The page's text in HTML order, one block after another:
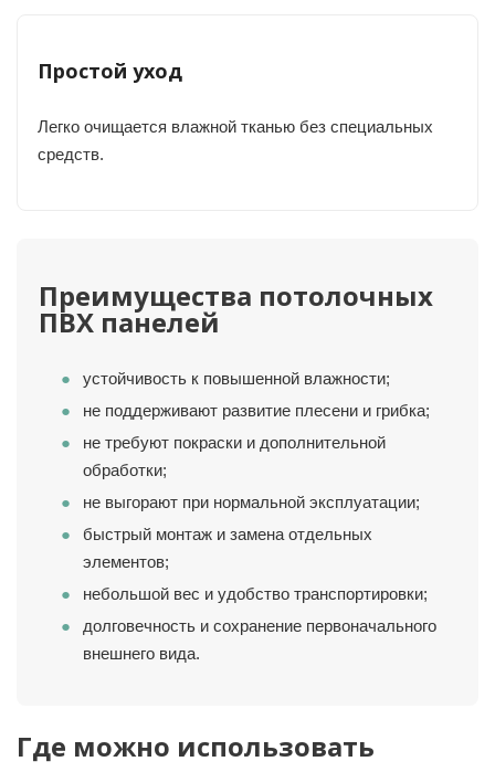
Простой уход
Легко очищается влажной тканью без специальных
средств.
Преимущества потолочных
ПВХ панелей
устойчивость к повышенной влажности;
не поддерживают развитие плесени и грибка;
не требуют покраски и дополнительной
обработки;
не выгорают при нормальной эксплуатации;
быстрый монтаж и замена отдельных
элементов;
небольшой вес и удобство транспортировки;
долговечность и сохранение первоначального
внешнего вида.
Где можно использовать